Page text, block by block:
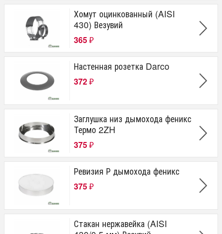
Хомут оцинкованный (AISI
430) Везувий
365 ₽
Настенная розетка Darco
372 ₽
Заглушка низ дымохода феникс
Термо 2ZH
375 ₽
Ревизия Р дымохода феникс
375 ₽
Стакан нержавейка (AISI